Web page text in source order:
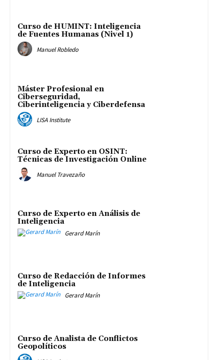
Curso de HUMINT: Inteligencia
de Fuentes Humanas (Nivel 1)
Manuel Robledo
Máster Profesional en
Ciberseguridad,
Ciberinteligencia y Ciberdefensa
LISA Institute
Curso de Experto en OSINT:
Técnicas de Investigación Online
Manuel Travezaño
Curso de Experto en Análisis de
Inteligencia
Gerard Marín
Curso de Redacción de Informes
de Inteligencia
Gerard Marín
Curso de Analista de Conflictos
Geopolíticos